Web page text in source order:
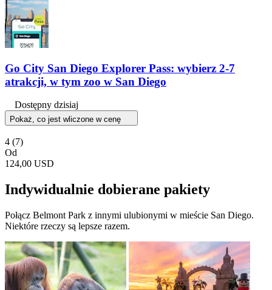
Go City San Diego Explorer Pass: wybierz 2-7
atrakcji, w tym zoo w San Diego
Dostępny dzisiaj
Pokaż, co jest wliczone w cenę
4 (7)
Od
124,00 USD
Indywidualnie dobierane pakiety
Połącz Belmont Park z innymi ulubionymi w mieście San Diego.
Niektóre rzeczy są lepsze razem.